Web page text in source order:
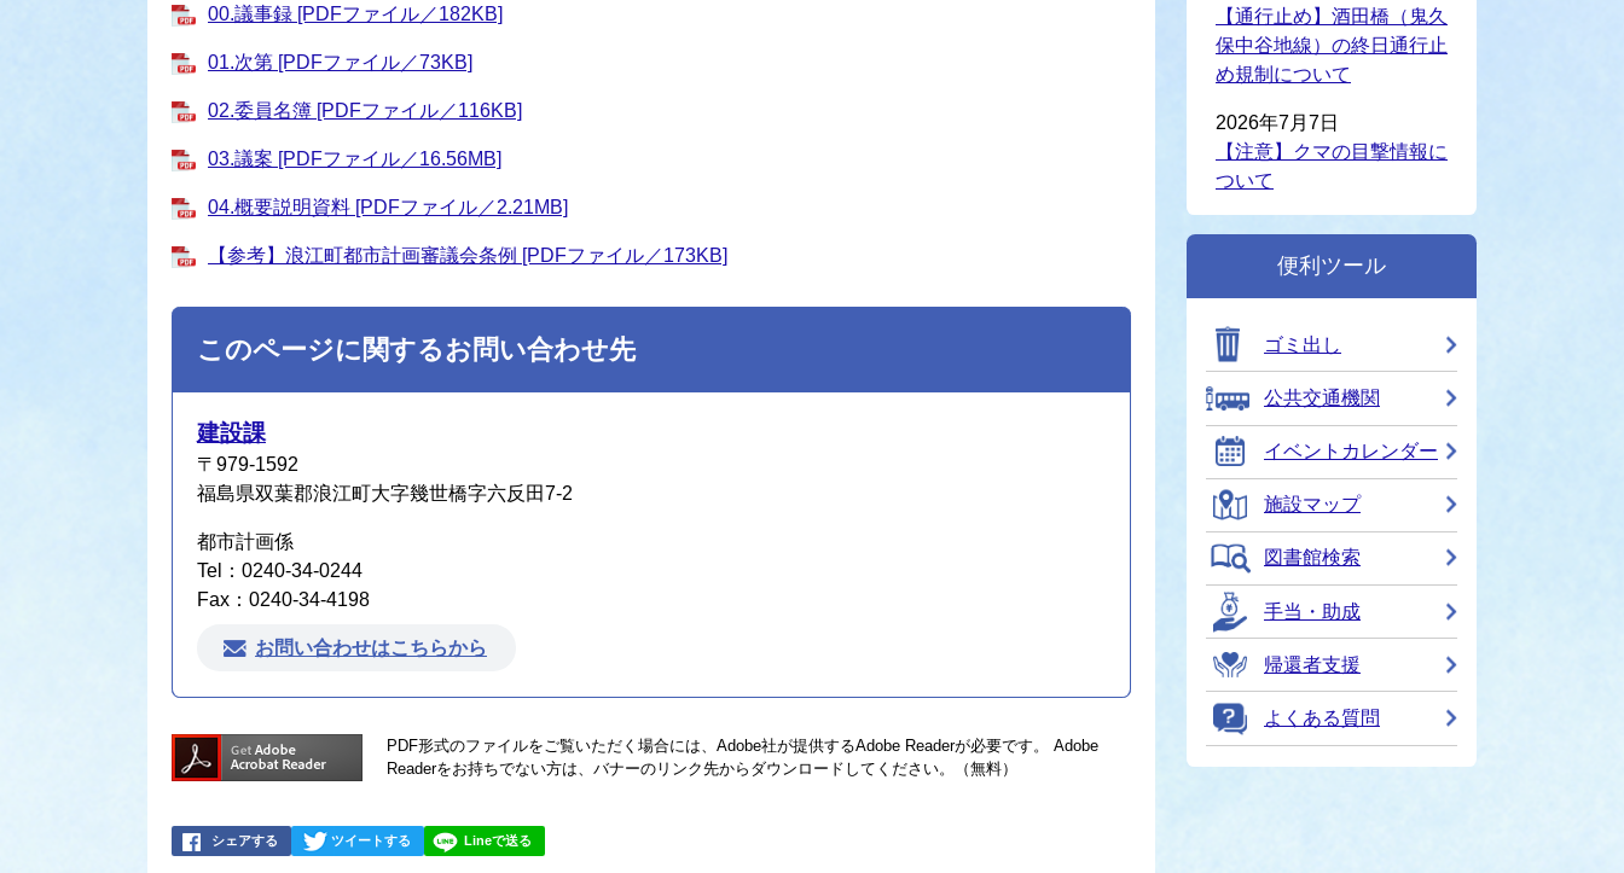
00.議事録 [PDFファイル／182KB]
01.次第 [PDFファイル／73KB]
02.委員名簿 [PDFファイル／116KB]
03.議案 [PDFファイル／16.56MB]
04.概要説明資料 [PDFファイル／2.21MB]
【参考】浪江町都市計画審議会条例 [PDFファイル／173KB]
このページに関するお問い合わせ先
建設課
〒979-1592
福島県双葉郡浪江町大字幾世橋字六反田7-2
都市計画係
Tel：0240-34-0244
Fax：0240-34-4198
お問い合わせはこちらから
PDF形式のファイルをご覧いただく場合には、Adobe社が提供するAdobe Readerが必要です。
Adobe
Readerをお持ちでない方は、バナーのリンク先からダウンロードしてください。（無料）
シェアする ツイートする Lineで送る
【通行止め】酒田橋（鬼久
保中谷地線）の終日通行止
め規制について
2026年7月7日
【注意】クマの目撃情報に
ついて
便利ツール
ゴミ出し
公共交通機関
イベントカレンダー
施設マップ
図書館検索
手当・助成
帰還者支援
よくある質問